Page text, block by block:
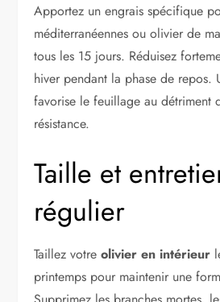
Apportez un engrais spécifique
méditerranéennes ou olivier de
tous les 15 jours. Réduisez
hiver pendant la phase de repos.
favorise le feuillage au détriment
résistance.
Taille et
régulier
Taillez votreolivier en intérieur
printemps pour maintenir une